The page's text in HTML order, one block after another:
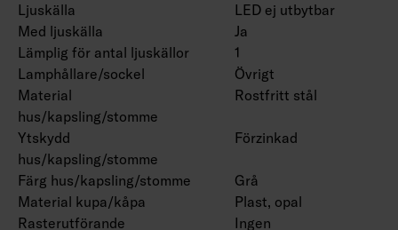
Ljuskälla
LED ej utbytbar
Med ljuskälla
Ja
Lämplig för antal ljuskällor
1
Lamphållare/sockel
Övrigt
Material
hus/kapsling/stomme
Rostfritt stål
Ytskydd
hus/kapsling/stomme
Förzinkad
Färg hus/kapsling/stomme
Grå
Material kupa/kåpa
Plast, opal
Rasterutförande
Ingen